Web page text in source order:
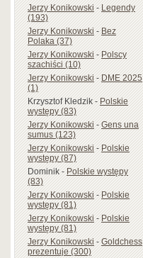
Jerzy Konikowski-Legendy
(193)
Jerzy Konikowski-Bez
Polaka (37)
Jerzy Konikowski-Polscy
szachiści (10)
Jerzy Konikowski-DME 2025
(1)
Krzysztof Kledzik-Polskie
występy (83)
Jerzy Konikowski-Gens una
sumus (123)
Jerzy Konikowski-Polskie
występy (87)
Dominik-Polskie występy
(83)
Jerzy Konikowski-Polskie
występy (81)
Jerzy Konikowski-Polskie
występy (81)
Jerzy Konikowski-Goldchess
prezentuje (300)